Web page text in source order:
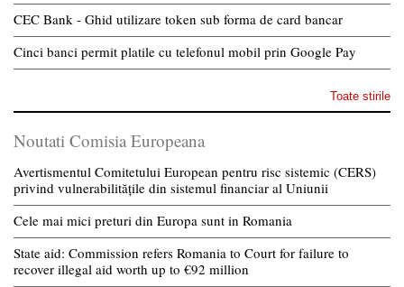
CEC Bank - Ghid utilizare token sub forma de card bancar
Cinci banci permit platile cu telefonul mobil prin Google Pay
Toate stirile
Noutati Comisia Europeana
Avertismentul Comitetului European pentru risc sistemic (CERS)
privind vulnerabilitățile din sistemul financiar al Uniunii
Cele mai mici preturi din Europa sunt in Romania
State aid: Commission refers Romania to Court for failure to
recover illegal aid worth up to €92 million